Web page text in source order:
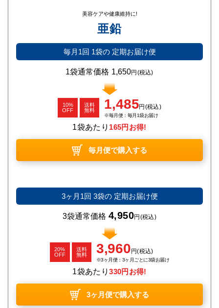
美容ケアや健康維持に!
亜鉛
毎月1回 1袋の定期お届け便
1袋通常価格 1,650円 (税込)
10%
OFF
送料
無料
1,485円 (税込)
毎月便：毎月1袋お届け
1袋あたり 165円お得!
毎月便で購入する
3ヶ月1回 3袋の定期お届け便
3袋通常価格 4,950円 (税込)
20%
OFF
送料
無料
3,960 円(税込)
3ヶ月便：3ヶ月ごとに3袋お届け
1袋あたり330円お得!
3ヶ月便で購入する